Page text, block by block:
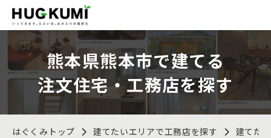
熊本県熊本市で建てる
注文住宅・工務店を探す
はぐくみトップ 建てたいエリアで工務店を探す 建てた